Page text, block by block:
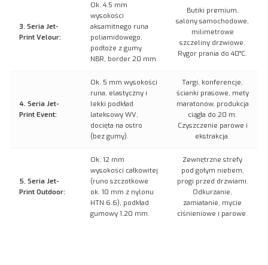
3. Seria Jet-
Print Velour:
Ok. 4.5 mm
wysokości
aksamitnego runa
poliamidowego,
podłoże z gumy
NBR, border 20 mm.
Butiki premium,
salony samochodowe,
milimetrowe
szczeliny drzwiowe.
Rygor prania do 40°C.
4. Seria Jet-
Print Event:
Ok. 5 mm wysokości
runa, elastyczny i
lekki podkład
lateksowy WV,
docięta na ostro
(bez gumy).
Targi, konferencje,
ścianki prasowe, mety
maratonów, produkcja
ciągła do 20 m.
Czyszczenie parowe i
ekstrakcja.
5. Seria Jet-
Print Outdoor:
Ok. 12 mm
wysokości całkowitej
(runo szczotkowe
ok. 10 mm z nylonu
HTN 6.6), podkład
gumowy 1.20 mm.
Zewnętrzne strefy
pod gołym niebem,
progi przed drzwiami.
Odkurzanie,
zamiatanie, mycie
ciśnieniowe i parowe.